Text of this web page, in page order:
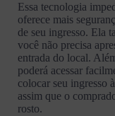
Essa tecnologia
oferece mais
de seu ingresso. Ela
você não precisa
entrada do local.
poderá acessar
colocar seu ingresso
assim que o
rosto.